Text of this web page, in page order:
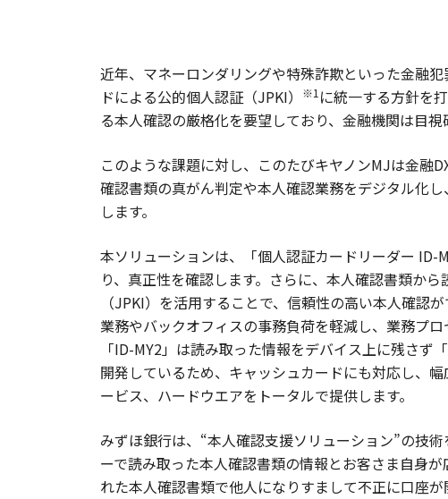
近年、マネーロンダリングや特殊詐欺といった金融
ドによる公的個人認証（JPKI）
※1 に統一する方針を
る本人確認の厳格化を要望しており、金融機関は目
このような課題に対し、このたびキヤノンMJは金融
確認書類の真がん判定や本人確認業務をデジタル化
します。
本ソリューションは、「個人認証カードリーダー
り、真正性を確認します。さらに、本人確認書類か
（JPKI）を活用することで、信頼性の高い本人確認
業務やバックオフィスの事務負荷を軽減し、業務プロ
「ID-MY2」は読み取った情報をデバイス上に残さず
開発しているため、キャッシュカードにも対応し、
ービス、ハードウエアをトータルで提供します。
みずほ銀行は、“本人確認支援ソリューション”の技
ーで読み取った本人確認書類の情報とお客さま自身
れた本人確認書類で他人になりすまして不正に口座